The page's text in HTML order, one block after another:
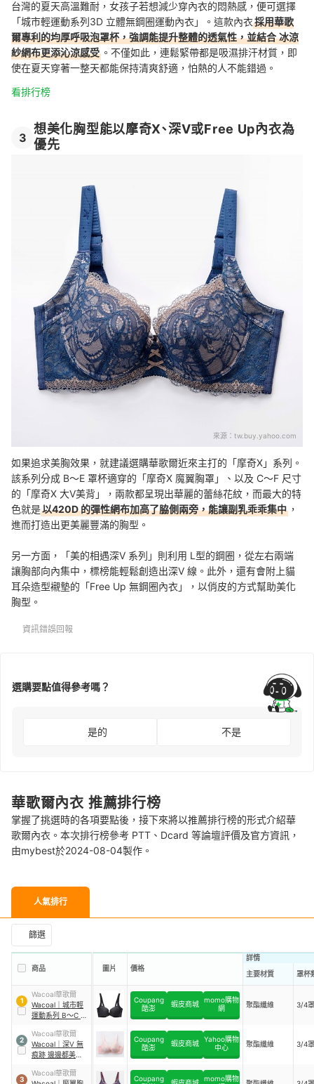
台灣的夏天高溫難耐，女孩子若想減少穿內衣的悶熱感，便可選擇
「城市輕運動系列3D 立體無鋼圈運動內衣」。這款內衣採用華歌
爾專利的均厚呼吸泡罩杯，強調能提升整體的透氣性，並結合 冰涼
紗網布更添沁涼感受 。不僅如此，連鬆緊帶都是吸濕排汗材質，即
使在夏天穿著一整天都能保持清爽舒適，怕熱的人不能錯過。
看排行榜
3
想美化胸型能以摩奇X、深V或Free Up內衣為
優先
來源： tw.buy.yahoo.com
如果追求美胸效果，就建議選購華歌爾近來主打的「摩奇X」系列。
該系列分成 B～E 罩杯適穿的「摩奇X 魔翼胸罩」、以及 C～F 尺寸
的「摩奇X 大V美背」，兩款都呈現出華麗的蕾絲花紋，而最大的特
色就是以420D 的彈性網布加高了脇側兩旁，能讓副乳乖乖集中 ，
進而打造出更美麗豐滿的胸型。
另一方面，「美的相遇深V 系列 」則利用 L型的鋼圈，從左右兩端
讓胸部向內集中，標榜能輕鬆創造出深V 線。此外，還有會附上貓
耳朵造型襯墊的 「Free Up 無鋼圈內衣」，以俏皮的方式幫助美化
胸型。
資訊錯誤回報
選購要點值得參考嗎？
是的 不是
華歌爾內衣 推薦排行榜
掌握了挑選時的各項要點後，接下來將以推薦排行榜的形式介紹華
歌爾內衣。本次排行榜參考 PTT、Dcard 等論壇評價及官方資訊，
由mybest於2024-08-04製作。
人氣排行
篩選
商品 圖片 價格
詳情
主要材質
罩杯
1
Wacoal華歌爾
Wacoal
城市輕
運動系列 B～C 罩
Coupang
酷澎
蝦皮商城 momo購物
網
聚酯纖維 3/4罩
2
Wacoal華歌爾
Wacoal
深V 無
痕跡 邊邊都美麗內
Coupang
酷澎
蝦皮商城 Yahoo購物
中心
聚酯纖維 3/4罩
3
Wacoal華歌爾
Coupang
momo購物